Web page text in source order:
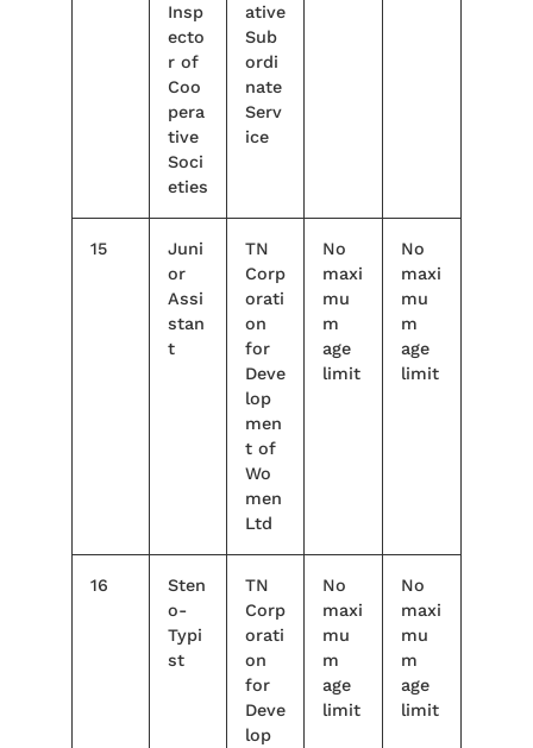
Insp
ecto
r of
Coo
pera
tive
Soci
eties
ative
Sub
ordi
nate
Serv
ice
15
Juni
or
Assi
stan
t
TN
Corp
orati
on
for
Deve
lop
men
t of
Wo
men
Ltd
No
maxi
mu
m
age
limit
No
maxi
mu
m
age
limit
16
Sten
o-
Typi
st
TN
Corp
orati
on
for
Deve
lop
No
maxi
mu
m
age
limit
No
maxi
mu
m
age
limit